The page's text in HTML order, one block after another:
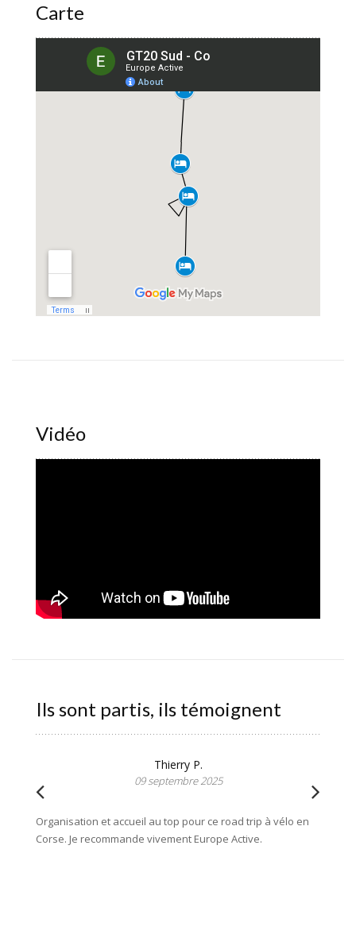
Carte
Vidéo
Ils sont partis, ils témoignent
Thierry P.
09 septembre 2025
Organisation et accueil au top pour ce road trip à vélo en
Corse. Je recommande vivement Europe Active.